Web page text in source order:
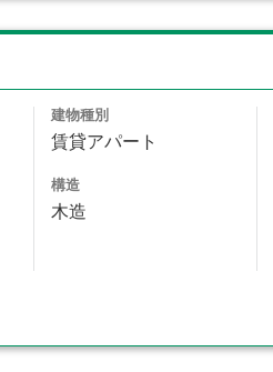
建物種別
賃貸アパート
構造
木造